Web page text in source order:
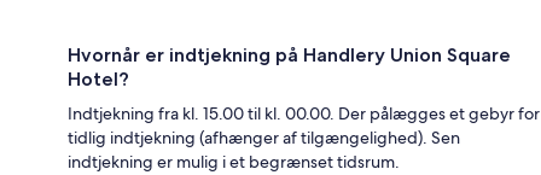
Hvornår er indtjekning på Handlery Union Square
Hotel?
Indtjekning fra kl. 15.00 til kl. 00.00. Der pålægges et gebyr for
tidlig indtjekning (afhænger af tilgængelighed). Sen
indtjekning er mulig i et begrænset tidsrum.